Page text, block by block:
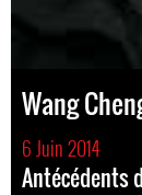
Wang
6 Juin 2014
Antécédents